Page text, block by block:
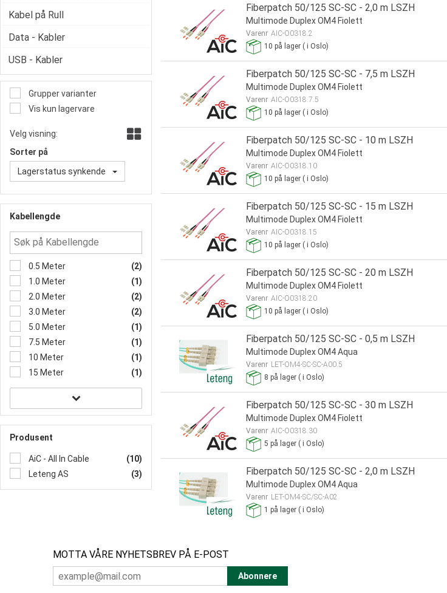
Grupper varianter
Vis kun lagervare
Velg visning:
Sorter på
Lagerstatus synkende
Kabellengde
0.5 Meter
(2)
1.0 Meter
(1)
2.0 Meter
(2)
3.0 Meter
(2)
5.0 Meter
(1)
7.5 Meter
(1)
10 Meter
(1)
15 Meter
(1)
Produsent
AiC - All In Cable
(10)
Leteng AS
(3)
Kabel på Rull
Data - Kabler
USB - Kabler
Fiberpatch 50/125 SC-SC - 2,0 m LSZH
Multimode Duplex OM4 Fiolett
Varenr AIC-O0318.2
10 på lager ( i Oslo)
Fiberpatch 50/125 SC-SC - 7,5 m LSZH
Multimode Duplex OM4 Fiolett
Varenr AIC-O0318.7.5
10 på lager ( i Oslo)
Fiberpatch 50/125 SC-SC - 10 m LSZH
Multimode Duplex OM4 Fiolett
Varenr AIC-O0318.10
10 på lager ( i Oslo)
Fiberpatch 50/125 SC-SC - 15 m LSZH
Multimode Duplex OM4 Fiolett
Varenr AIC-O0318.15
10 på lager ( i Oslo)
Fiberpatch 50/125 SC-SC - 20 m LSZH
Multimode Duplex OM4 Fiolett
Varenr AIC-O0318.20
10 på lager ( i Oslo)
Fiberpatch 50/125 SC-SC - 0,5 m LSZH
Multimode Duplex OM4 Aqua
Varenr LET-OM4-SC-SC-A00.5
8 på lager ( i Oslo)
Fiberpatch 50/125 SC-SC - 30 m LSZH
Multimode Duplex OM4 Fiolett
Varenr AIC-O0318.30
5 på lager ( i Oslo)
Fiberpatch 50/125 SC-SC - 2,0 m LSZH
Multimode Duplex OM4 Aqua
Varenr LET-OM4-SC/SC-A02
1 på lager ( i Oslo)
MOTTA VÅRE NYHETSBREV PÅ E-POST